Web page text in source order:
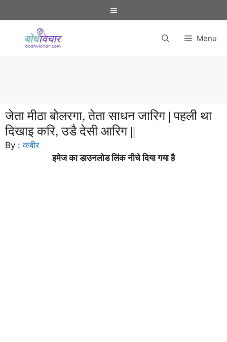
to
Menu
Menu
जेता मीठा बोलरगा, तेता साधन जारिग | पहली था
दिखाइ करि, उडै देसी आरिग ||
By :कबीर
इमेज का डाउनलोड लिंक नीचे दिया गया है